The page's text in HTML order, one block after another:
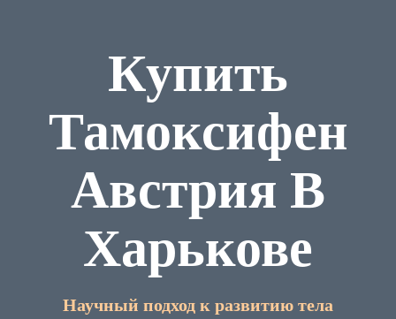
Купить
Тамоксифен
Австрия В
Харькове
Научный подход к развитию тела